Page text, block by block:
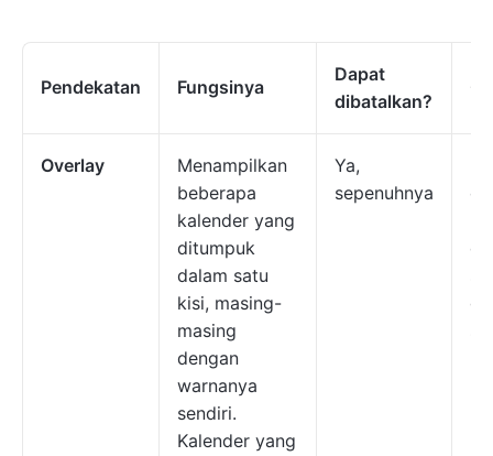
Pendekatan Fungsinya
Dapat
dibatalkan?
Overlay
Menampilkan
beberapa
kalender yang
ditumpuk
dalam satu
kisi, masing-
masing
dengan
warnanya
sendiri.
Kalender yang
Ya,
sepenuhnya